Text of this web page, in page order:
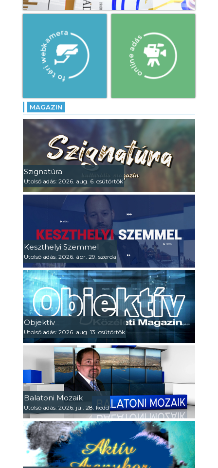
MAGAZIN
Szignatúra
Utolsó adás: 2026. aug. 6. csütörtök
Keszthelyi Szemmel
Utolsó adás: 2026. ápr. 29. szerda
Objektív
Utolsó adás: 2026. aug. 13. csütörtök
Balatoni Mozaik
Utolsó adás: 2026. júl. 28. kedd